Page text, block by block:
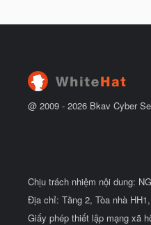
đ
b
u
@ 2009 - 2026 Bkav Cyber
Chịu trách nhiệm nội dung:
Địa chỉ: Tầng 2, Tòa nhà
Giấy phép thiết lập mạng xã